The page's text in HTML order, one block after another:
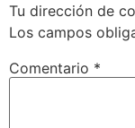
Tu dirección de
Los campos
Comentario *